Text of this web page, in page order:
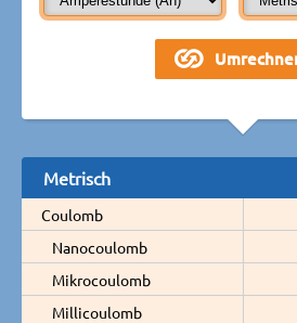
Metrisch
Coulomb
Nanocoulomb
Mikrocoulomb
Millicoulomb